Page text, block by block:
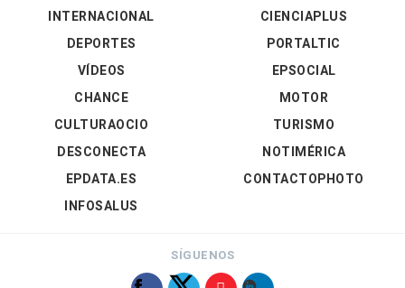
INTERNACIONAL
DEPORTES
VÍDEOS
CIENCIAPLUS
PORTALTIC
EPSOCIAL
CHANCE
CULTURAOCIO
DESCONECTA
EPDATA.ES
INFOSALUS
MOTOR
TURISMO
NOTIMÉRICA
CONTACTOPHOTO
SÍGUENOS